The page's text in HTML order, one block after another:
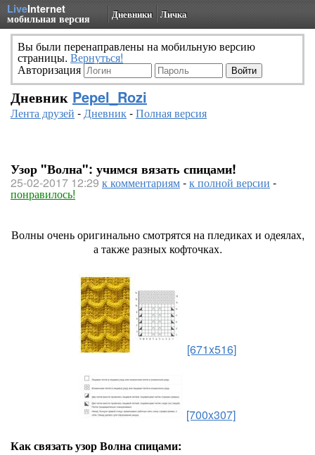
LiveInternet
мобильная версия Дневники Личка
Вы были перенаправлены на мобильную версию
страницы. Вернуться!
Авторизация
Дневник Pepel_Rozi
Лента друзей -Дневник-Полная версия
Узор "Волна": учимся вязать спицами!
25-02-2017 12:29 к комментариям-к полной версии -
понравилось!
Волны очень оригинально смотрятся на пледиках и одеялах,
а также разных кофточках.
[671x516]
[700x307]
Как связать узор Волна спицами: